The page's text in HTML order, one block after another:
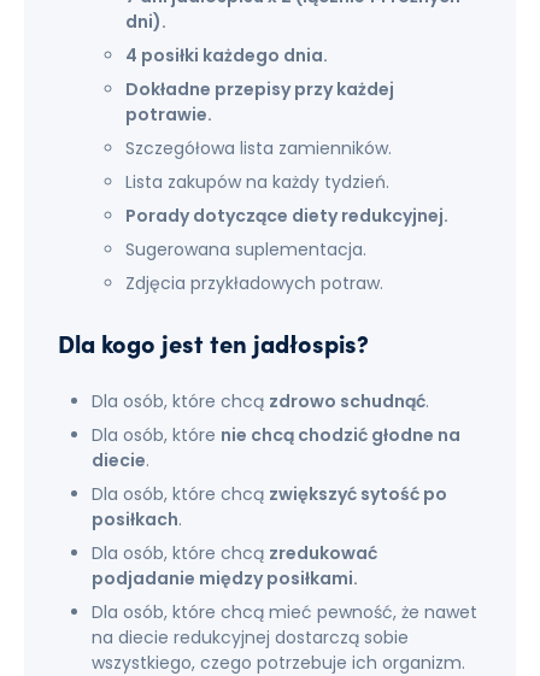
dni).
4 posiłki każdego dnia.
Dokładne przepisy przy każdej
potrawie.
Szczegółowa lista zamienników.
Lista zakupów na każdy tydzień.
Porady dotyczące diety redukcyjnej.
Sugerowana suplementacja.
Zdjęcia przykładowych potraw.
Dla kogo jest ten jadłospis?
Dla osób, które chcą zdrowo schudnąć.
Dla osób, które nie chcą chodzić głodne na
diecie.
Dla osób, które chcą zwiększyć sytość po
posiłkach.
Dla osób, które chcą zredukować
podjadanie między posiłkami.
Dla osób, które chcą mieć pewność, że nawet
na diecie redukcyjnej dostarczą sobie
wszystkiego, czego potrzebuje ich organizm.